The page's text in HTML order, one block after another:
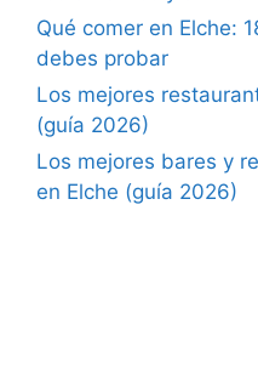
Qué comer en Elche:
debes probar
Los mejores
(guía 2026)
Los mejores bares y
en Elche (guía 2026)